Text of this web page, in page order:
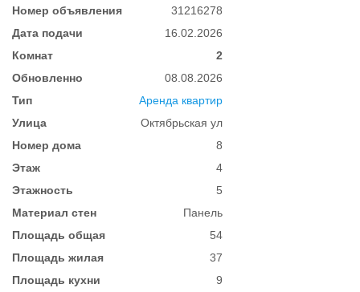
Номер объявления
31216278
Дата подачи
16.02.2026
Комнат
2
Обновленно
08.08.2026
Тип
Аренда квартир
Улица
Октябрьская ул
Номер дома
8
Этаж
4
Этажность
5
Материал стен
Панель
Площадь общая
54
Площадь жилая
37
Площадь кухни
9